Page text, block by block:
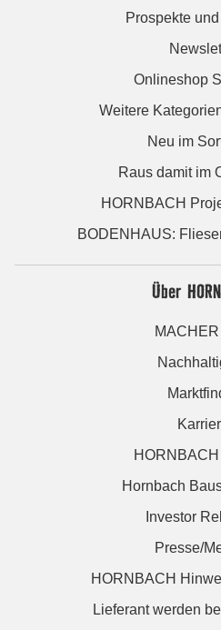
Prospekte
Onlineshop
Weitere
Neu im
Raus damit im
HORNBACH
BODENHAUS:
Über
Hornbach
Investor
Presse/
HORNBACH
Lieferant werden